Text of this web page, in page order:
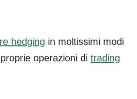
hedging in moltissimi modi
operazioni di trading